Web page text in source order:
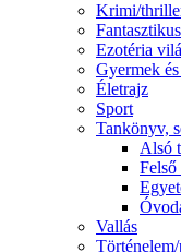
Krimi/
Ezotéria
Gyermek
Életrajz
Sport
Tankönyv,
Alsó
Felső
Vallás